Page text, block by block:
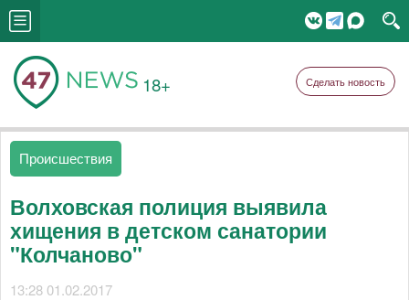
18+ Сделать новость
Происшествия
Волховская полиция выявила
хищения в детском санатории
"Колчаново"
13:28 01.02.2017